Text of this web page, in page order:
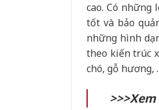
cao. Có
tốt và bảo
những hình
theo kiến trúc
chó, gỗ hương,